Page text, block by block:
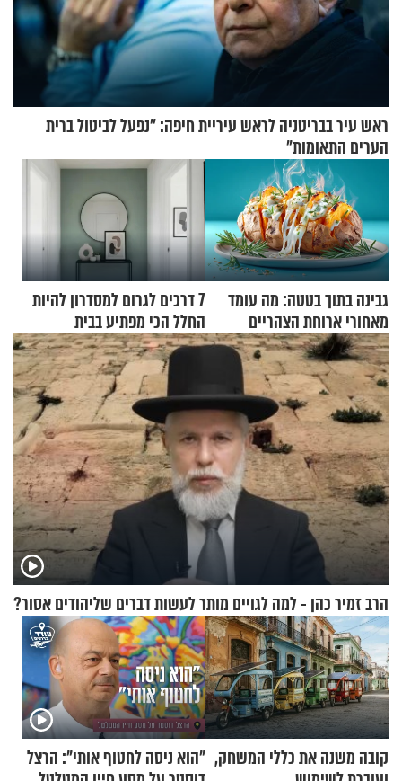
ראש עיר בבריטניה לראש עיריית חיפה: ״נפעל לביטול ברית
הערים התאומות״
גבינה בתוך בטטה: מה עומד
מאחורי ארוחת הצהריים
שכבשה את הרשת?
7 דרכים לגרום למסדרון להיות
החלל הכי מפתיע בבית
הרב זמיר כהן - למה לגויים מותר לעשות דברים שליהודים אסור?
קובה משנה את כללי המשחק, "הוא ניסה לחטוף אותי": הרצל